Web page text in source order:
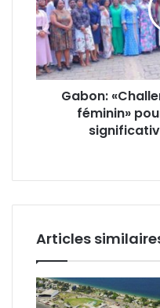
féminin»
pour
une
implication
significative
Gabon:
féminin»
Articles